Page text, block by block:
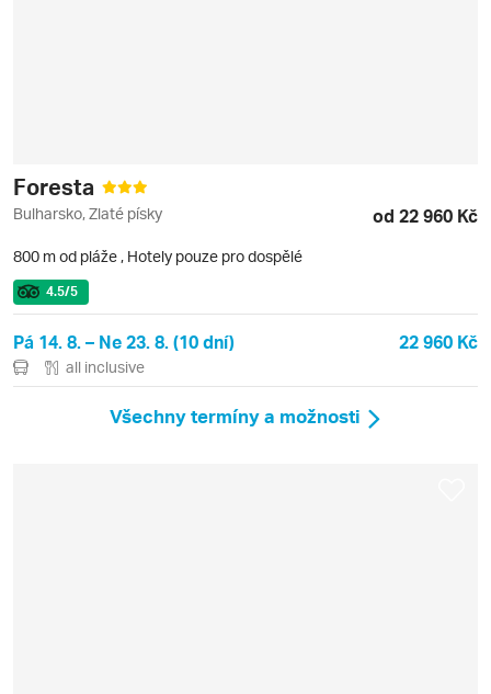
Foresta
Bulharsko, Zlaté písky od 22 960 Kč
800 m od pláže , Hotely pouze pro dospělé
4.5/5
Pá 14. 8. – Ne 23. 8. (10 dní) 22 960 Kč
all inclusive
Všechny termíny a možnosti